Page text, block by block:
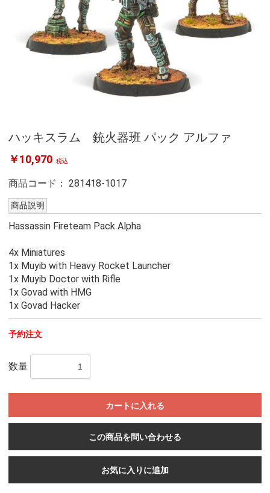
ハッキスラム 銃火器班 パック アルファ
￥10,970 税込
商品コード： 281418-1017
商品説明
Hassassin Fireteam Pack Alpha
4x Miniatures
1x Muyib with Heavy Rocket Launcher
1x Muyib Doctor with Rifle
1x Govad with HMG
1x Govad Hacker
予約注文
数量
カートに入れる
この商品を問い合わせる
お気に入りに追加